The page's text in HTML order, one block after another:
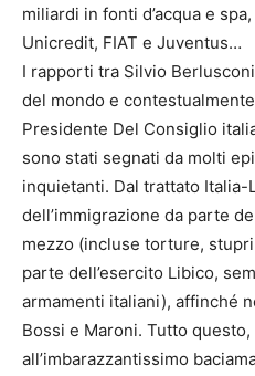
miliardi in fonti d’acqua e
Unicredit, FIAT e Juventus…
I rapporti tra Silvio
del mondo e
Presidente Del Consiglio
sono stati segnati da molti
inquietanti. Dal trattato
dell’immigrazione da parte
mezzo (incluse torture,
parte dell’esercito Libico,
armamenti italiani), affinché
Bossi e Maroni. Tutto
all’imbarazzantissimo